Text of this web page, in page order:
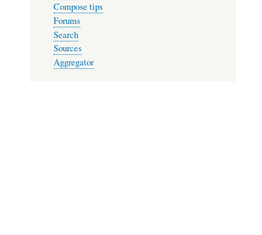
Compose tips
Forums
Search
Sources
Aggregator